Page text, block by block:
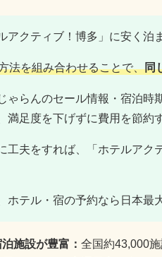
アクティブ！博多」に安く泊
法を組み合わせることで、同
ゃらんのセール情報・宿泊時
満足度を下げずに費用を節約
工夫をすれば、「ホテルアク
ホテル・宿の予約なら日本最
施設が豊富： 全国約43,000